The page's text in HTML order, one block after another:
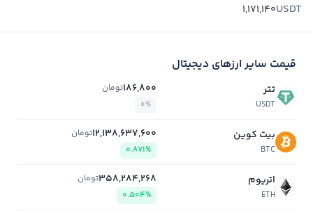
USDT
1,171,140
قیمت سایر ارزهای دیجیتال
تتر
USDT
186,800تومان
0%
بیت کوین
BTC
12,138,637,600تومان
0.871%
اتریوم
ETH
358,284,268تومان
0.504%